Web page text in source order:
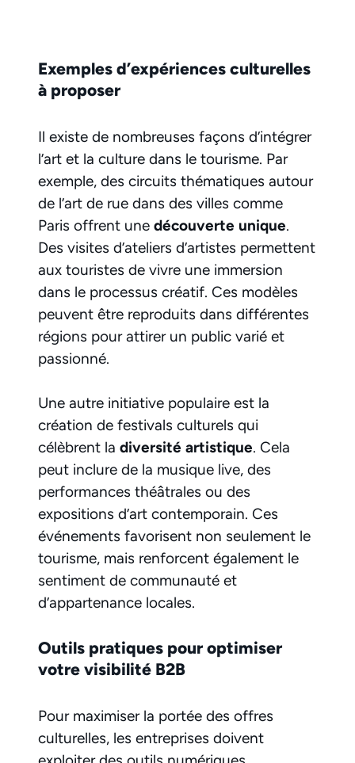
Exemples d’expériences culturelles
à proposer
Il existe de nombreuses façons d’intégrer
l’art et la culture dans le tourisme. Par
exemple, des circuits thématiques autour
de l’art de rue dans des villes comme
Paris offrent une découverte unique.
Des visites d’ateliers d’artistes permettent
aux touristes de vivre une immersion
dans le processus créatif. Ces modèles
peuvent être reproduits dans différentes
régions pour attirer un public varié et
passionné.
Une autre initiative populaire est la
création de festivals culturels qui
célèbrent la diversité artistique. Cela
peut inclure de la musique live, des
performances théâtrales ou des
expositions d’art contemporain. Ces
événements favorisent non seulement le
tourisme, mais renforcent également le
sentiment de communauté et
d’appartenance locales.
Outils pratiques pour optimiser
votre visibilité B2B
Pour maximiser la portée des offres
culturelles, les entreprises doivent